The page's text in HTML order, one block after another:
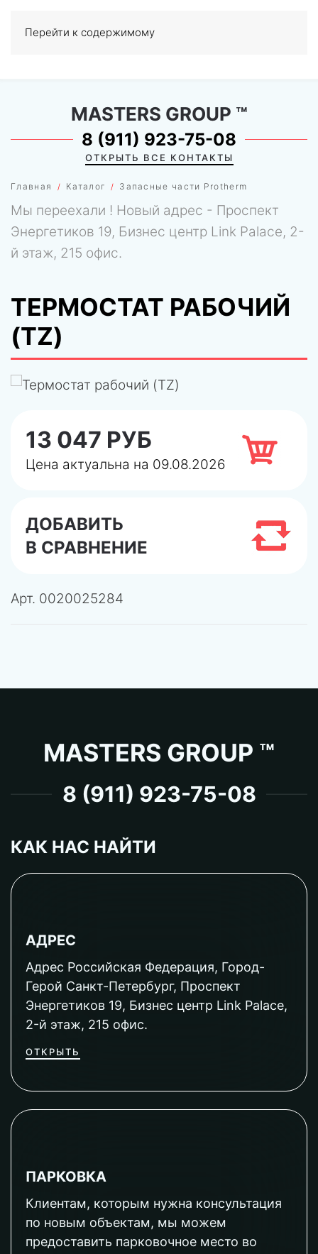
Перейти к содержимому
0
Главная Каталог Запасные части Protherm
MASTERS GROUP ™
8 (911) 923-75-08
ОТКРЫТЬ ВСЕ КОНТАКТЫ
Мы переехали ! Новый адрес - Проспект
Энергетиков 19, Бизнес центр Link Palace, 2-
й этаж, 215 офис.
ТЕРМОСТАТ РАБОЧИЙ
(TZ)
13 047 РУБ
Цена актуальна на 09.08.2026
ДОБАВИТЬ
В СРАВНЕНИЕ
Арт. 0020025284
MASTERS GROUP ™
8 (911) 923-75-08
КАК НАС НАЙТИ
АДРЕС
Адрес Российская Федерация, Город-
Герой Санкт-Петербург, Проспект
Энергетиков 19, Бизнес центр Link Palace,
2-й этаж, 215 офис.
ОТКРЫТЬ
ПАРКОВКА
Клиентам, которым нужна консультация
по новым объектам, мы можем
предоставить парковочное место во